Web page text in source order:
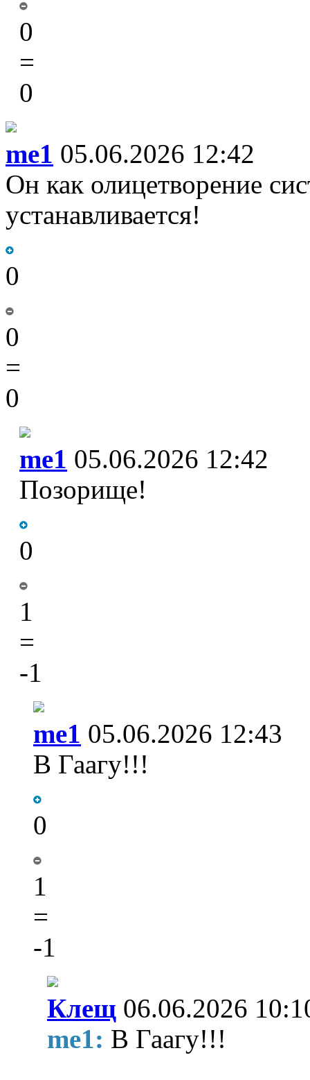
0
=
0
me1 05.06.2026 12:42
Он как олицетворение
устанавливается!
0
0
=
0
me1 05.06.2026 12:42
Позорище!
0
1
=
-1
me1 05.06.2026 12:43
В Гаагу!!!
0
1
=
-1
Клещ 06.06.2026
me1: В Гаагу!!!